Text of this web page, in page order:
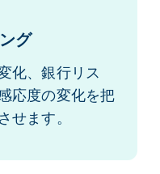
グ
化、銀行リス
応度の変化を把
せます。